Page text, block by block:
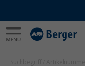
-20%
Mit